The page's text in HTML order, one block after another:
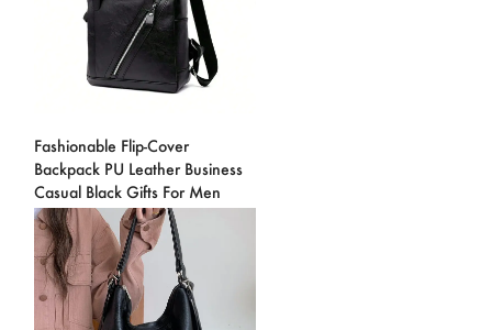
Fashionable Flip-Cover
Backpack PU Leather Business
Casual Black Gifts For Men